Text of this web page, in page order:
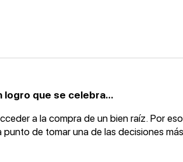
logro que se celebra…
a la compra de un bien raíz. Por
punto de tomar una de las decisiones